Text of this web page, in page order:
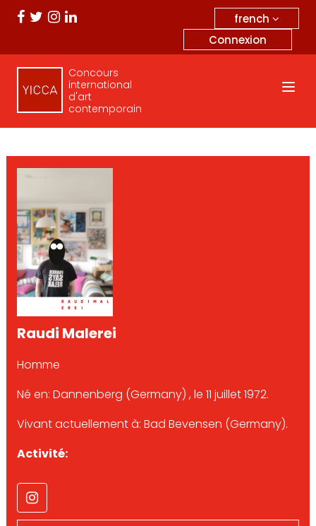
french
Connexion
Concours
international
d'art
contemporain
Raudi Malerei
Homme
Né en: Dannenberg (Germany) , le 11 juillet 1972.
Vivant actuellement à: Bad Bevensen (Germany).
Activité: